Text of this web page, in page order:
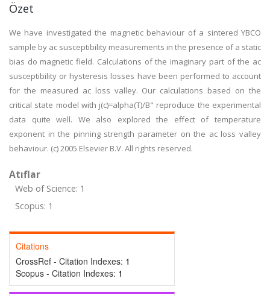
Özet
We have investigated the magnetic behaviour of a sintered YBCO
sample by ac susceptibility measurements in the presence of a static
bias do magnetic field. Calculations of the imaginary part of the ac
susceptibility or hysteresis losses have been performed to account
for the measured ac loss valley. Our calculations based on the
critical state model with j(c)=alpha(T)/B" reproduce the experimental
data quite well. We also explored the effect of temperature
exponent in the pinning strength parameter on the ac loss valley
behaviour. (c) 2005 Elsevier B.V. All rights reserved.
Atıflar
Web of Science: 1
Scopus: 1
Citations
CrossRef - Citation Indexes: 1
Scopus - Citation Indexes: 1